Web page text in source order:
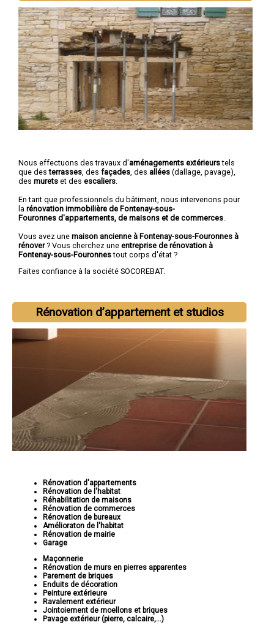
Nous effectuons des travaux d'aménagements extérieurstels
que desterrasses , des façades , des allées (dallage, pavage),
des murets et des escaliers
En tant que professionnels du bâtiment, nous intervenons pour
la rénovation immobilière de Fontenay-sous-
Fouronnes d'appartements, de maisons et de commerces
Vous avez une maison ancienne à Fontenay-sous-Fouronnes à
rénover? Vous cherchez une entreprise de rénovation à
Fontenay-sous-Fouronnestout corps d'état ?
Faites confiance à la société SOCOREBAT.
Rénovation d’appartement et studios
Rénovation d'appartements
Rénovation de l'habitat
Réhabilitation de maisons
Rénovation de commerces
Rénovation de bureaux
Amélioraton de l'habitat
Rénovation de mairie
Garage
Maçonnerie
Rénovation de murs en pierres apparentes
Parement de briques
Enduits de décoration
Peinture extérieure
Ravalement extérieur
Jointoiement de moellons et briques
Pavage extérieur (pierre, calcaire,...)